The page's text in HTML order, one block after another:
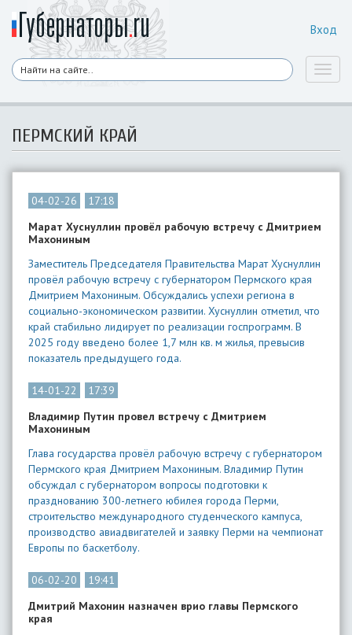
Вход
ПЕРМСКИЙ КРАЙ
04-02-26
17:18
Марат Хуснуллин провёл рабочую встречу с Дмитрием
Махониным
Заместитель Председателя Правительства Марат Хуснуллин
провёл рабочую встречу с губернатором Пермского края
Дмитрием Махониным. Обсуждались успехи региона в
социально-экономическом развитии. Хуснуллин отметил, что
край стабильно лидирует по реализации госпрограмм. В
2025 году введено более 1,7 млн кв. м жилья, превысив
показатель предыдущего года.
14-01-22
17:39
Владимир Путин провел встречу с Дмитрием
Махониным
Глава государства провёл рабочую встречу с губернатором
Пермского края Дмитрием Махониным. Владимир Путин
обсуждал с губернатором вопросы подготовки к
празднованию 300-летнего юбилея города Перми,
строительство международного студенческого кампуса,
производство авиадвигателей и заявку Перми на чемпионат
Европы по баскетболу.
06-02-20
19:41
Дмитрий Махонин назначен врио главы Пермского
края